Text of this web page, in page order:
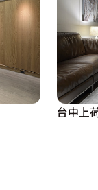
台中上